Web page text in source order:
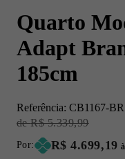
Quarto
Adapt
185cm
Referência: CB1167-BR
Original Price:
R$ 5.339,99
Por: Price:
R$ 4.699,19